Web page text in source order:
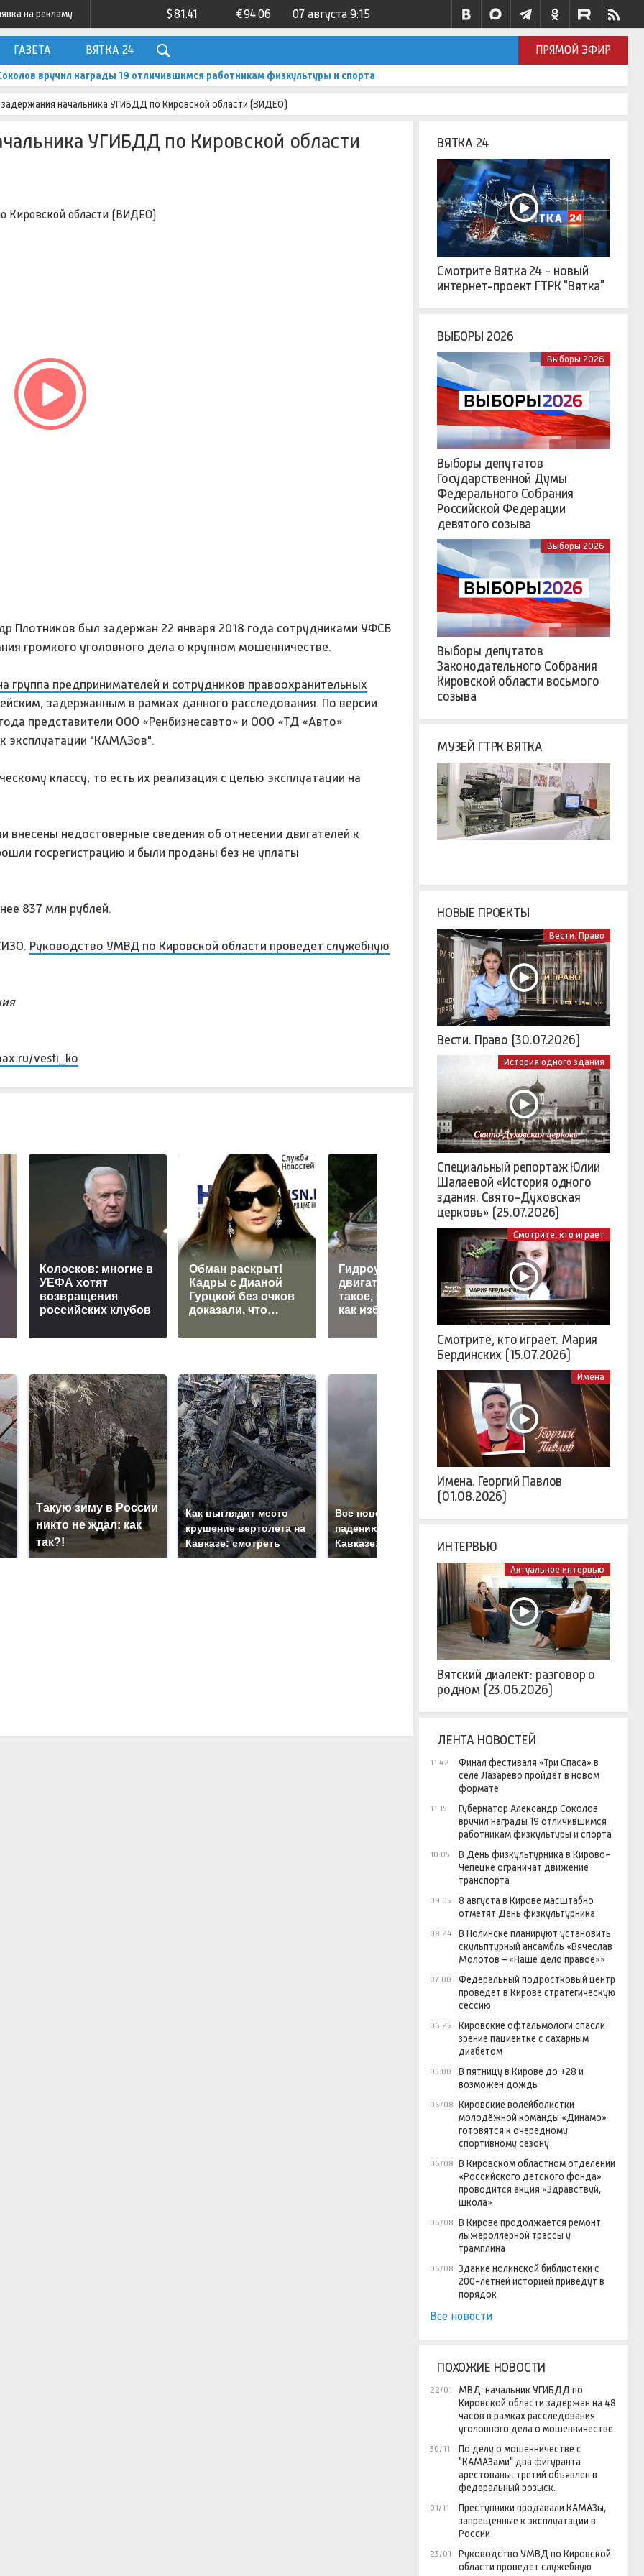
на рекламу $81.41 €94.06 07 августа 9:15
ГАЗЕТА ВЯТКА 24 ПРЯМОЙ ЭФИР
вручил награды 19 отличившимся работникам физкультуры и спорта
начальника УГИБДД по Кировской области (ВИДЕО)
УГИБДД по Кировской области
Плотников был задержан 22 января 2018 года сотрудниками УФСБ
громкого уголовного дела о крупном мошенничестве.
предпринимателей и сотрудников правоохранительных
задержанным в рамках данного расследования. По версии
представители ООО «Ренбизнесавто» и ООО «ТД «Авто»
эксплуатации "КАМАЗов".
классу, то есть их реализация с целью эксплуатации на
внесены недостоверные сведения об отнесении двигателей к
госрегистрацию и были проданы без не уплаты
837 млн рублей.
Руководство УМВД по Кировской области проведет служебную
vesti_ko
Колосков: многие в
УЕФА хотят
возвращения
российских клубов
Обман раскрыт!
Кадры с Дианой
Гурцкой без очков
доказали, что…
Гидроудар
двигателя: что это
такое, чем опасен и
как избежать
Колосков
рассказал, кто
сможет
конкурировать с
Инфантино
Такую зиму в России
никто не ждал: как
так?!
Как выглядит место
крушение вертолета на
Кавказе: смотреть
Все новости по
падению вертолета на
Кавказе: читать здесь
Таких событий не
ждать всем нам?
ВЯТКА 24
Смотрите Вятка 24 - новый
интернет-проект ГТРК "Вятка"
ВЫБОРЫ 2026
Выборы 2026
Выборы депутатов
Государственной Думы
Федерального Собрания
Российской Федерации
девятого созыва
Выборы 2026
Выборы депутатов
Законодательного Собрания
Кировской области восьмого
созыва
МУЗЕЙ ГТРК ВЯТКА
НОВЫЕ ПРОЕКТЫ
Вести. Право
Вести. Право (30.07.2026)
История одного здания
Специальный репортаж Юлии
Шалаевой «История одного
здания. Свято-Духовская
церковь» (25.07.2026)
Смотрите, кто играет
Смотрите, кто играет. Мария
Бердинских (15.07.2026)
Имена
Имена. Георгий Павлов
(01.08.2026)
ИНТЕРВЬЮ
Актуальное интервью
Вятский диалект: разговор о
родном (23.06.2026)
ЛЕНТА НОВОСТЕЙ
11:42
Финал фестиваля «Три Спаса» в
селе Лазарево пройдет в новом
формате
11:15
Губернатор Александр Соколов
вручил награды 19 отличившимся
работникам физкультуры и спорта
10:05
В День физкультурника в Кирово-
Чепецке ограничат движение
транспорта
09:05
8 августа в Кирове масштабно
отметят День физкультурника
08:24
В Нолинске планируют установить
скульптурный ансамбль «Вячеслав
Молотов – «Наше дело правое»»
07:00
Федеральный подростковый центр
проведет в Кирове стратегическую
сессию
06:25
Кировские офтальмологи спасли
зрение пациентке с сахарным
диабетом
05:00
В пятницу в Кирове до +28 и
возможен дождь
06/08 Кировские волейболистки
молодёжной команды «Динамо»
готовятся к очередному
спортивному сезону
06/08 В Кировском областном отделении
«Российского детского фонда»
проводится акция «Здравствуй,
школа»
06/08 В Кирове продолжается ремонт
лыжероллерной трассы у
трамплина
06/08 Здание нолинской библиотеки с
200-летней историей приведут в
порядок
Все новости
ПОХОЖИЕ НОВОСТИ
22/01
МВД: начальник УГИБДД по
Кировской области задержан на 48
часов в рамках расследования
уголовного дела о мошенничестве.
30/11
По делу о мошенничестве с
"КАМАЗами" два фигуранта
арестованы, третий объявлен в
федеральный розыск.
01/11
Преступники продавали КАМАЗы,
запрещенные к эксплуатации в
России
23/01
Руководство УМВД по Кировской
области проведет служебную